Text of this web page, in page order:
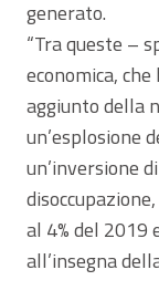
generato.
“Tra queste –
economica,
aggiunto della
un’esplosione
un’inversione
al 4% del 2019
all’insegna